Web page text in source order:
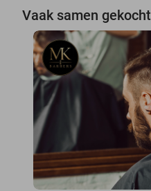
Vaak samen gekocht